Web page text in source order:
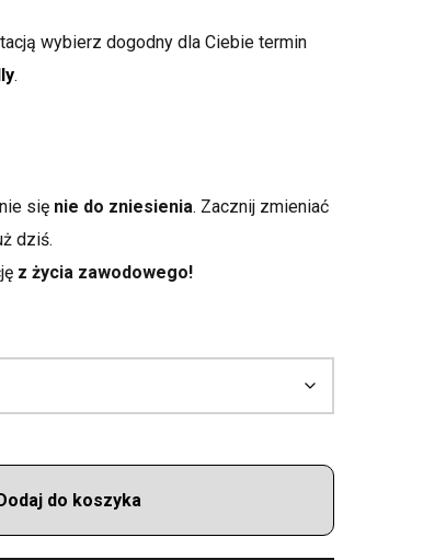
wybierz dogodny dla Ciebie termin
.
się nie do zniesienia. Zacznij zmieniać
już dziś.
z życia zawodowego!
Dodaj do koszyka